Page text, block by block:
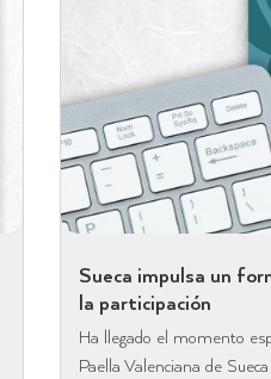
Sueca impulsa un
la participación
Ha llegado el momento
Paella Valenciana de